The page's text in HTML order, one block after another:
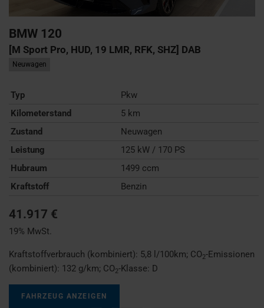
BMW 120
[M Sport Pro, HUD, 19 LMR, RFK, SHZ] DAB
Neuwagen
Typ
Pkw
Kilometerstand
5 km
Zustand
Neuwagen
Leistung
125 kW / 170 PS
Hubraum
1499 ccm
Kraftstoff
Benzin
41.917 €
19% MwSt.
Kraftstoffverbrauch (kombiniert): 5,8 l/100km; CO2-Emissionen
(kombiniert): 132 g/km; CO2-Klasse: D
FAHRZEUG ANZEIGEN